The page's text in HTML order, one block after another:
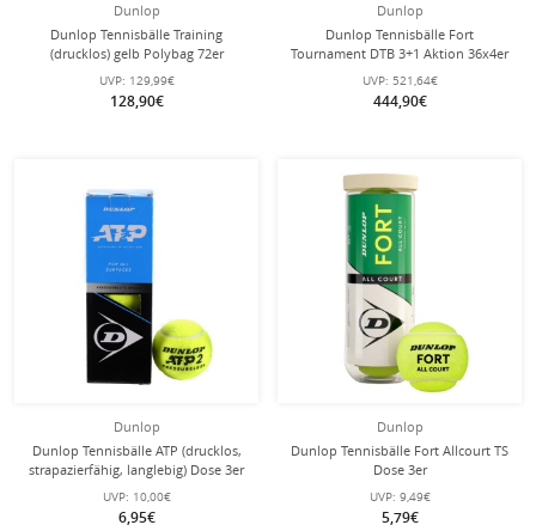
Dunlop
Dunlop Tennisbälle Training
(drucklos) gelb Polybag 72er
UVP: 129,99€
128,90€
Dunlop
Dunlop Tennisbälle Fort
Tournament DTB 3+1 Aktion 36x4er
im Karton
UVP: 521,64€
444,90€
Dunlop
Dunlop Tennisbälle ATP (drucklos,
strapazierfähig, langlebig) Dose 3er
UVP: 10,00€
6,95€
Dunlop
Dunlop Tennisbälle Fort Allcourt TS
Dose 3er
UVP: 9,49€
5,79€